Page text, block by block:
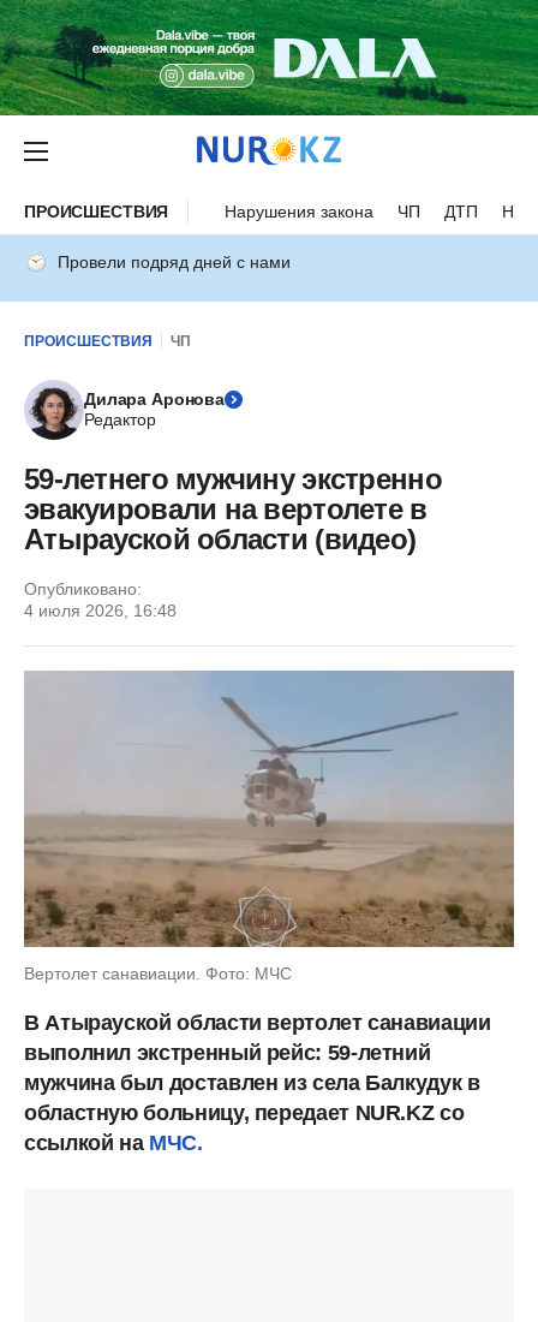
ПРОИСШЕСТВИЯ Нарушения закона ЧП ДТП
Провели подряд дней с нами
ПРОИСШЕСТВИЯ ЧП
Дилара Аронова
Редактор
59-летнего мужчину экстренно
эвакуировали на вертолете в
Атырауской области (видео)
Опубликовано:
4 июля 2026, 16:48
Вертолет санавиации. Фото: МЧС
В Атырауской области вертолет санавиации
выполнил экстренный рейс: 59-летний
мужчина был доставлен из села Балкудук в
областную больницу, передает NUR.KZ со
ссылкой на МЧС.